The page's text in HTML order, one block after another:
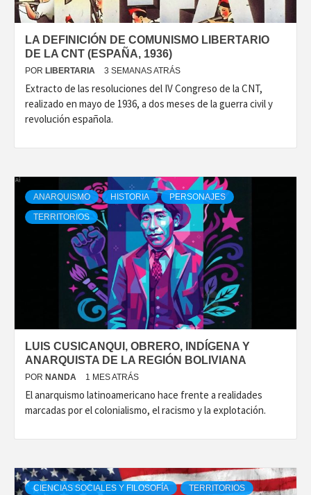
LA DEFINICIÓN DE COMUNISMO LIBERTARIO
DE LA CNT (ESPAÑA, 1936)
POR LIBERTARIA 3 SEMANAS ATRÁS
Extracto de las resoluciones del IV Congreso de la CNT,
realizado en mayo de 1936, a dos meses de la guerra civil y
revolución española.
ANARQUISMO HISTORIA PERSONAJES
TERRITORIOS
LUIS CUSICANQUI, OBRERO, INDÍGENA Y
ANARQUISTA DE LA REGIÓN BOLIVIANA
POR NANDA 1 MES ATRÁS
El anarquismo latinoamericano hace frente a realidades
marcadas por el colonialismo, el racismo y la explotación.
CIENCIAS SOCIALES Y FILOSOFÍA TERRITORIOS